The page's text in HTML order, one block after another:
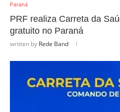
Paraná
PRF realiza Carreta da
gratuito no Paraná
written by Rede Band